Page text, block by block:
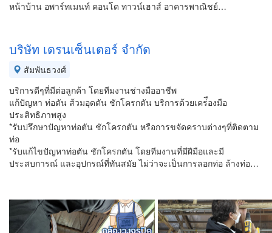
หน้าบ้าน อพาร์ทเมนท์ คอนโด ทาวน์เฮาส์ อาคารพาณิชย์…
บริษัท เดรนเซ็นเตอร์ จำกัด
สัมพันธวงศ์
บริการดีๆที่มีต่อลูกค้า โดยทีมงานช่างมืออาชีพ
แก้ปัญหา ท่อตัน ส้วมอุดตัน ชักโครกตัน บริการด้วยเคร่ืองมือ
ประสิทธิภาพสูง
*รับปรึกษาปัญหาท่อตัน ชักโครกตัน หรือการขจัดคราบต่างๆที่ติดตาม
ท่อ
*รับแก้ไขปัญหาท่อตัน ชักโครกตัน โดยทีมงานที่มีฝีมือและมี
ประสบการณ์ และอุปกรณ์ที่ทันสมัย ไม่ว่าจะเป็นการลอกท่อ ล้างท่อ…